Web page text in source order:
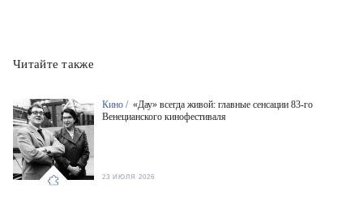
Читайте также
Кино / «Дау» всегда живой: главные сенсации 83-го
Венецианского кинофестиваля
23 ИЮЛЯ 2026